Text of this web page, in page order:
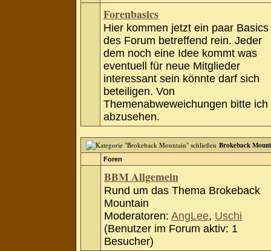
Forenbasics
Hier kommen jetzt ein paar Basics
des Forum betreffend rein. Jeder
dem noch eine Idee kommt was
eventuell für neue Mitglieder
interessant sein könnte darf sich
beteiligen. Von
Themenabweweichungen bitte ich
abzusehen.
Brokeback
Foren
BBM Allgemein
Rund um das Thema Brokeback
Mountain
Moderatoren: AngLee, Uschi
(Benutzer im Forum aktiv: 1
Besucher)